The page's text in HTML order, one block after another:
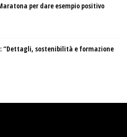
per dare esempio positivo
“Dettagli, sostenibilità e formazione